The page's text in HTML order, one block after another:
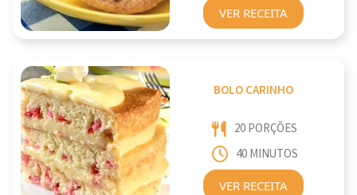
VER RECEITA
BOLO CARINHO
20 PORÇÕES
40 MINUTOS
VER RECEITA